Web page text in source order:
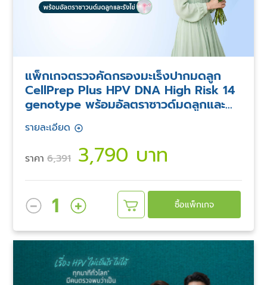
แพ็กเกจตรวจคัดกรองมะเร็งปากมดลูก
CellPrep Plus HPV DNA High Risk 14
genotype พร้อมอัลตราซาวด์มดลูกและ
รายละเอียด
ราคา 6,391 3,790 บาท
1
ซื้อแพ็กเกจ